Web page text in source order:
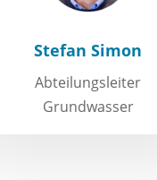
Stefan Simon
Abteilungsleiter
Grundwasser